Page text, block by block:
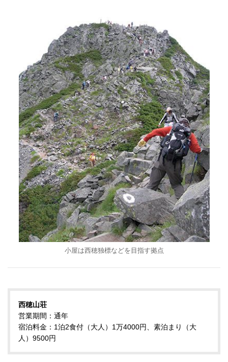
小屋は西穂独標などを目指す拠点
西穂山荘
営業期間：通年
宿泊料金：1泊2食付（大人）1万4000円、素泊まり（大
人）9500円